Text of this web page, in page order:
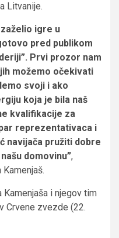
Litvanije.
igre u
pred publikom
Prvi prozor nam
možemo očekivati
svoji i ako
koja je bila naš
kvalifikacije za
reprezentativaca i
navijača pružiti dobre
domovinu”,
Kamenjaša i njegov tim
Crvene zvezde (22.